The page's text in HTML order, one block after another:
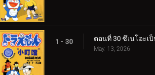
1 - 30
May. 13, 2026